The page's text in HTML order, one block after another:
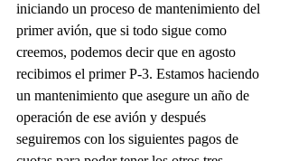
iniciando un proceso de mantenimiento del
primer avión, que si todo sigue como
creemos, podemos decir que en agosto
recibimos el primer P-3. Estamos haciendo
un mantenimiento que asegure un año de
operación de ese avión y después
seguiremos con los siguientes pagos de